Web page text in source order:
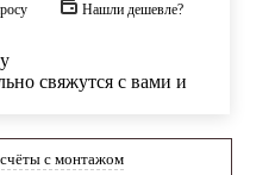
Нашли дешевле?
свяжутся с вами и
с монтажом